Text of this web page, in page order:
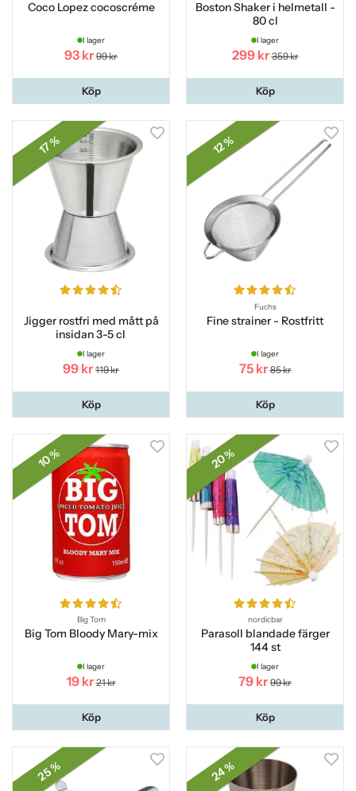
Coco Lopez cocoscréme
I lager
93 kr 99 kr
Köp
Boston Shaker i helmetall -
80 cl
I lager
299 kr 359 kr
Köp
17 %
Jigger rostfri med mått på
insidan 3-5 cl
I lager
99 kr 119 kr
Köp
12 %
Fuchs
Fine strainer - Rostfritt
I lager
75 kr 85 kr
Köp
10 %
Big Tom
Big Tom Bloody Mary-mix
I lager
19 kr 21 kr
Köp
20 %
nordicbar
Parasoll blandade färger
144 st
I lager
79 kr 99 kr
Köp
25 % 24 %